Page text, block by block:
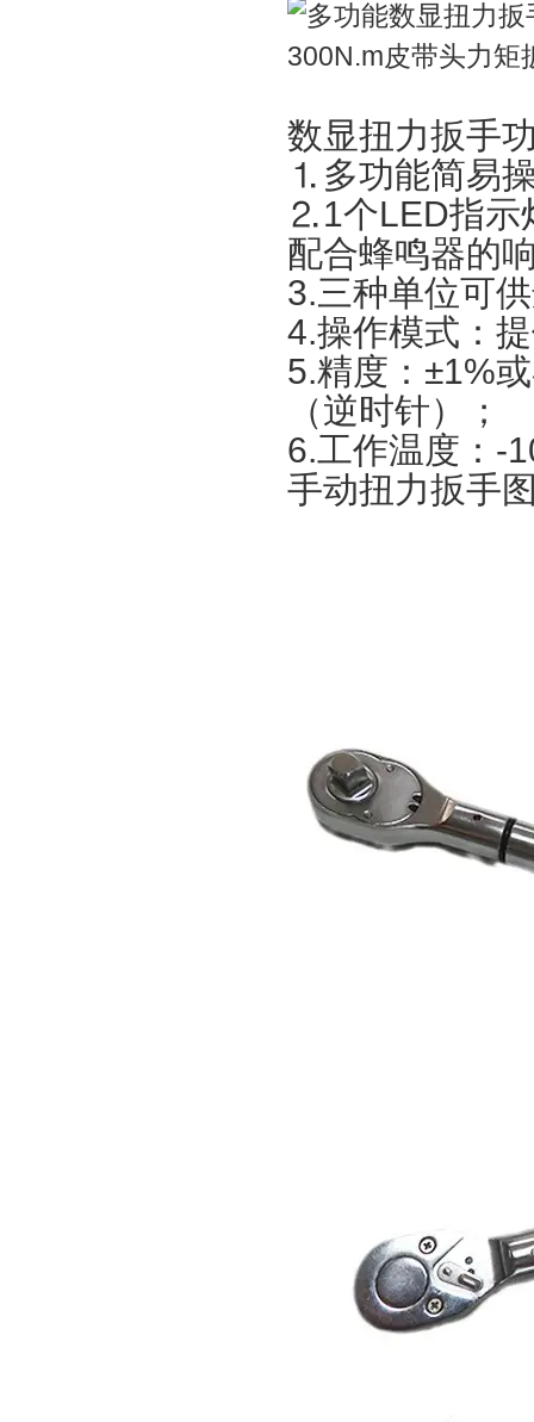
数显扭力扳手
⒈多功能简易
⒉1个LED指示
配合蜂鸣器的
3.三种单位可
4.操作模式：
5.精度：±1%
（逆时针）；
6.工作温度：-
手动扭力扳手